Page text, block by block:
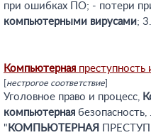
при ошибках ПО; - потери
компьютерными вирусами;
Компьютерная преступность
нестрогое соответствие
Уголовное право и процесс,
компьютерная
" КОМПЬЮТЕРНАЯ